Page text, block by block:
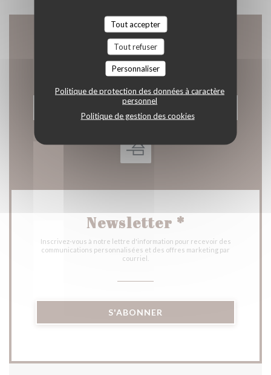
Tout accepter
Tout refuser
Personnaliser
Politique de protection des données à caractère
personnel
Politique de gestion des cookies
Nous contacter
RÉSERVER
Newsletter *
Inscrivez-vous à notre lettre d'information pour recevoir des
communications personnalisées et des offres marketing par
courriel.
S'ABONNER